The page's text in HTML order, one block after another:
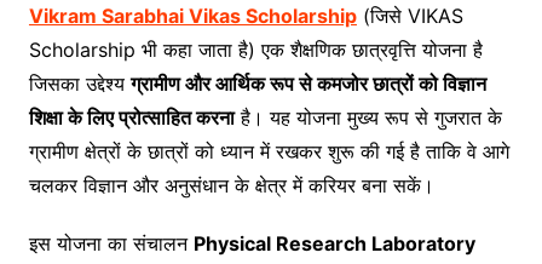
Vikram Sarabhai Vikas Scholarship(जिसे VIKAS
Scholarship भी कहा जाता है) एक शैक्षणिक छात्रवृत्ति योजना है
जिसका उद्देश्यग्रामीण और आर्थिक रूप से कमजोर छात्रों को विज्ञान
शिक्षा के लिए प्रोत्साहित करनाहै। यह योजना मुख्य रूप से गुजरात के
ग्रामीण क्षेत्रों के छात्रों को ध्यान में रखकर शुरू की गई है ताकि वे आगे
चलकर विज्ञान और अनुसंधान के क्षेत्र में करियर बना सकें।
इस योजना का संचालन Physical Research Laboratory